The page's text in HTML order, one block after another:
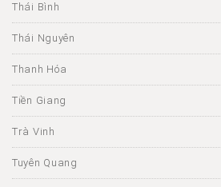
Thái Bình
Thái Nguyên
Thanh Hóa
Tiền Giang
Trà Vinh
Tuyên Quang